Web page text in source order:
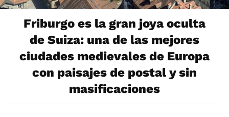
Friburgo es la gran joya oculta
de Suiza: una de las mejores
ciudades medievales de Europa
con paisajes de postal y sin
masificaciones